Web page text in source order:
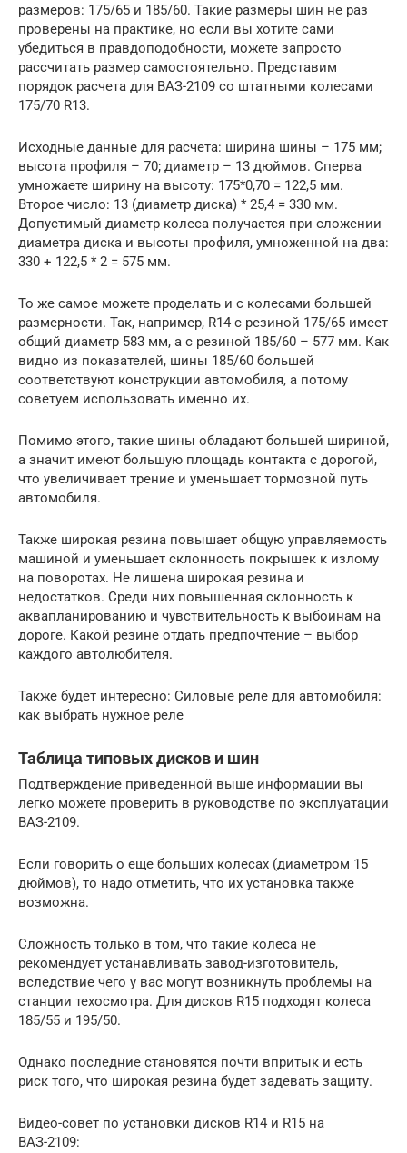
размеров: 175/65 и 185/60. Такие размеры шин не раз
проверены на практике, но если вы хотите сами
убедиться в правдоподобности, можете запросто
рассчитать размер самостоятельно. Представим
порядок расчета для ВАЗ-2109 со штатными колесами
175/70 R13.
Исходные данные для расчета: ширина шины – 175 мм;
высота профиля – 70; диаметр – 13 дюймов. Сперва
умножаете ширину на высоту: 175*0,70 = 122,5 мм.
Второе число: 13 (диаметр диска) * 25,4 = 330 мм.
Допустимый диаметр колеса получается при сложении
диаметра диска и высоты профиля, умноженной на два:
330 + 122,5 * 2 = 575 мм.
То же самое можете проделать и с колесами большей
размерности. Так, например, R14 с резиной 175/65 имеет
общий диаметр 583 мм, а с резиной 185/60 – 577 мм. Как
видно из показателей, шины 185/60 большей
соответствуют конструкции автомобиля, а потому
советуем использовать именно их.
Помимо этого, такие шины обладают большей шириной,
а значит имеют большую площадь контакта с дорогой,
что увеличивает трение и уменьшает тормозной путь
автомобиля.
Также широкая резина повышает общую управляемость
машиной и уменьшает склонность покрышек к излому
на поворотах. Не лишена широкая резина и
недостатков. Среди них повышенная склонность к
аквапланированию и чувствительность к выбоинам на
дороге. Какой резине отдать предпочтение – выбор
каждого автолюбителя.
Также будет интересно: Силовые реле для автомобиля:
как выбрать нужное реле
Таблица типовых дисков и шин
Подтверждение приведенной выше информации вы
легко можете проверить в руководстве по эксплуатации
ВАЗ-2109.
Если говорить о еще больших колесах (диаметром 15
дюймов), то надо отметить, что их установка также
возможна.
Сложность только в том, что такие колеса не
рекомендует устанавливать завод-изготовитель,
вследствие чего у вас могут возникнуть проблемы на
станции техосмотра. Для дисков R15 подходят колеса
185/55 и 195/50.
Однако последние становятся почти впритык и есть
риск того, что широкая резина будет задевать защиту.
Видео-совет по установки дисков R14 и R15 на
ВАЗ-2109: